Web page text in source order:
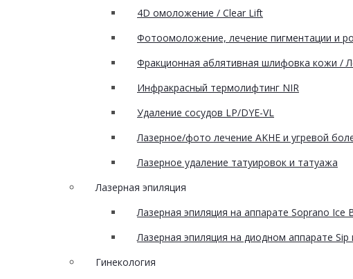
4D омоложение / Clear Lift
Фотоомоложение, лечение пигментации и
Фракционная аблятивная шлифовка кожи /
Инфракрасный термолифтинг NIR
Удаление сосудов LP/DYE-VL
Лазерное/фото лечение AKHE и угревой
Лазерное удаление татуировок и татуажа
Лазерная эпиляция
Лазерная эпиляция на аппарате Soprano Ice
Лазерная эпиляция на диодном аппарате Sip
Гинекология